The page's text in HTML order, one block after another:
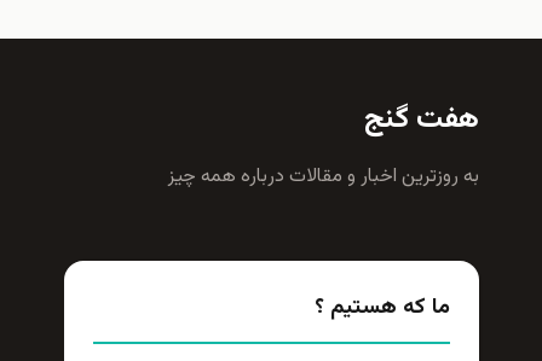
هفت گنج
به روزترين اخبار و مقالات درباره همه چيز
ما که هستیم ؟